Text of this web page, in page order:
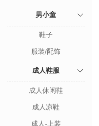
男小童
鞋子
服装/配饰
成人鞋服
成人休闲鞋
成人凉鞋
成人-上装